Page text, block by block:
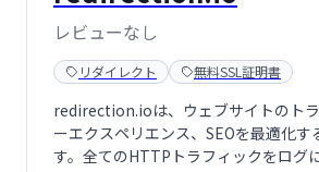
レビューなし
リダイレクト 無料SSL証明書
redirection.ioは、ウェブサイトのト
ーエクスペリエンス、SEOを最適化す
す。全てのHTTPトラフィックをログ